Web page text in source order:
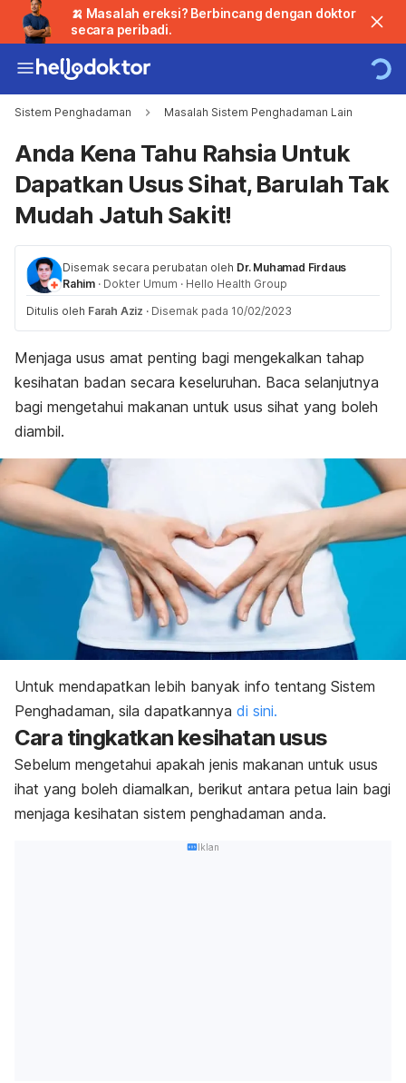
🍌 Masalah ereksi? Berbincang dengan doktor
secara peribadi.
Sistem Penghadaman Masalah Sistem Penghadaman Lain
Anda Kena Tahu Rahsia Untuk
Dapatkan Usus Sihat, Barulah Tak
Mudah Jatuh Sakit!
Disemak secara perubatan oleh Dr. Muhamad Firdaus
Rahim · Dokter Umum · Hello Health Group
Ditulis oleh Farah Aziz · Disemak pada 10/02/2023
Menjaga usus amat penting bagi mengekalkan tahap
kesihatan badan secara keseluruhan. Baca selanjutnya
bagi mengetahui makanan untuk usus sihat yang boleh
diambil.
Untuk mendapatkan lebih banyak info tentang Sistem
Penghadaman, sila dapatkannya di sini.
Cara tingkatkan kesihatan usus
Sebelum mengetahui apakah jenis makanan untuk usus
ihat yang boleh diamalkan, berikut antara petua lain bagi
menjaga kesihatan sistem penghadaman anda.
Iklan